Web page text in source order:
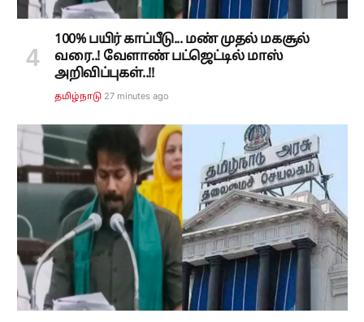
100% பயிர் காப்பீடு... மண் முதல் மகசூல்
வரை..! வேளாண் பட்ஜெட்டில் மாஸ்
அறிவிப்புகள்..!!
தமிழ்நாடு 27 minutes ago